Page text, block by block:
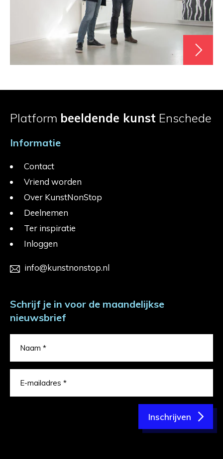
Platform beeldende kunst Enschede
Informatie
Contact
Vriend worden
Over KunstNonStop
Deelnemen
Ter inspiratie
Inloggen
info@kunstnonstop.nl
Schrijf je in voor de maandelijkse
nieuwsbrief
Inschrijven